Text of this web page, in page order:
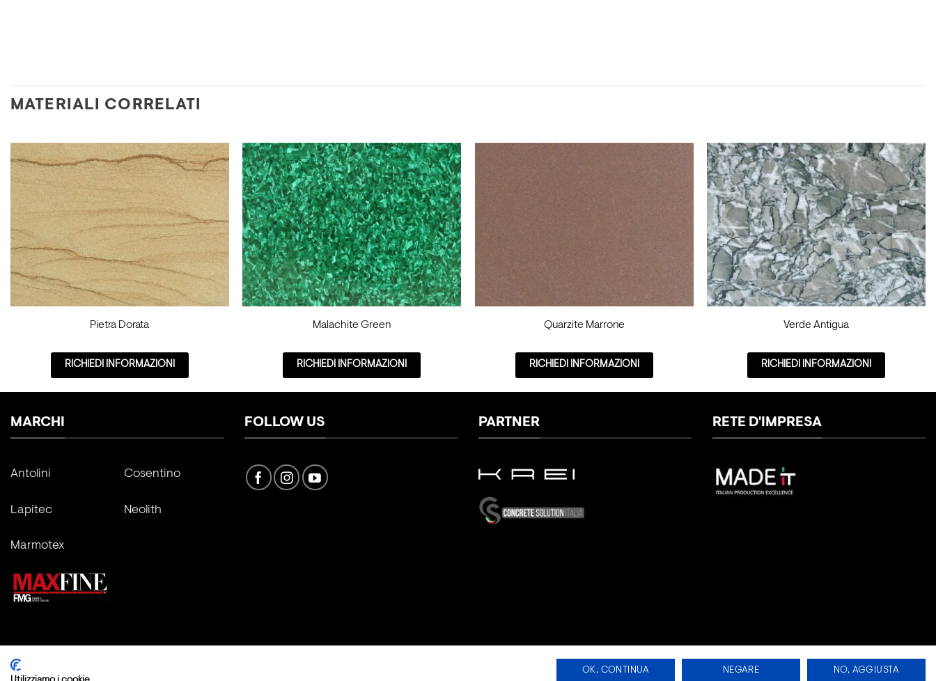
MATERIALI CORRELATI
Pietra Dorata
RICHIEDI INFORMAZIONI
Malachite Green
RICHIEDI INFORMAZIONI
Quarzite Marrone
RICHIEDI INFORMAZIONI
Verde Antigua
RICHIEDI INFORMAZIONI
MARCHI
Antolini
Lapitec
Marmotex
Cosentino
Neolith
FOLLOW US PARTNER RETE D'IMPRESA
Copyright 2026 © OK, CONTINUA NEGARE NO, AGGIUSTA